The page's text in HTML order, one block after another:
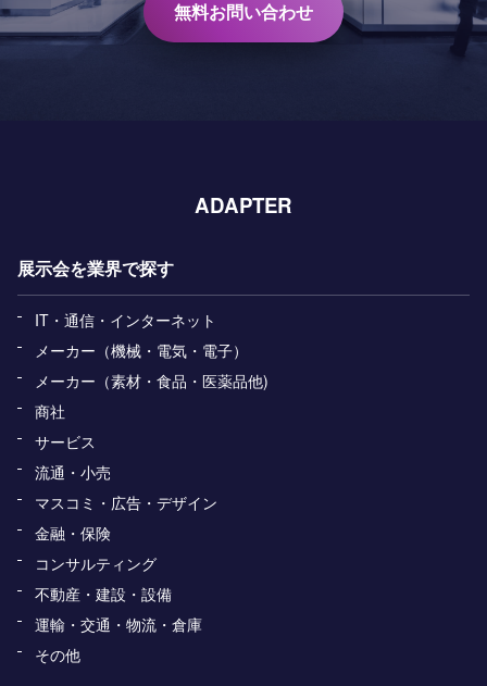
無料お問い合わせ
ADAPTER
展示会を業界で探す
IT・通信・インターネット
メーカー（機械・電気・電子）
メーカー（素材・食品・医薬品他)
商社
サービス
流通・小売
マスコミ・広告・デザイン
金融・保険
コンサルティング
不動産・建設・設備
運輸・交通・物流・倉庫
その他